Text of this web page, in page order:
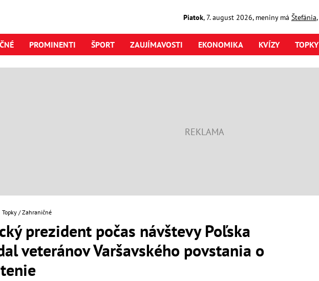
Piatok,7. august2026, meniny má Štefánia
PROMINENTI ŠPORT ZAUJÍMAVOSTI EKONOMIKA KVÍZY
Topky Zahraničné
prezident počas návštevy Poľska
veteránov Varšavského povstania o